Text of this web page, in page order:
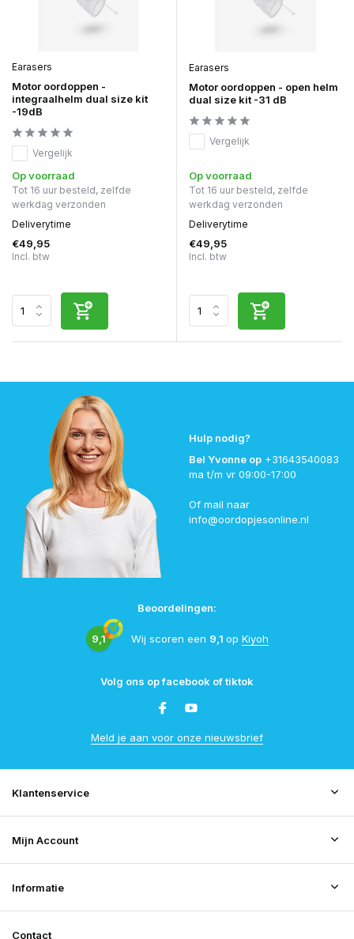
Earasers
Motor oordoppen -
integraalhelm dual size kit
-19dB
Vergelijk
Op voorraad
Tot 16 uur besteld, zelfde
werkdag verzonden
Deliverytime
€49,95
Incl. btw
Earasers
Motor oordoppen - open helm
dual size kit -31 dB
Vergelijk
Op voorraad
Tot 16 uur besteld, zelfde
werkdag verzonden
Deliverytime
€49,95
Incl. btw
Hulp nodig?
Bel Yvonne op +31643540083
ma t/m vr 09:00-17:00
Of mail naar
info@oordopjesonline.nl
Beoordelingen:
9,1 Wij scoren een 9,1 op Kiyoh
Volg ons op facebook of tiktok
Meld je aan voor onze nieuwsbrief
Klantenservice
Mijn Account
Informatie
Contact